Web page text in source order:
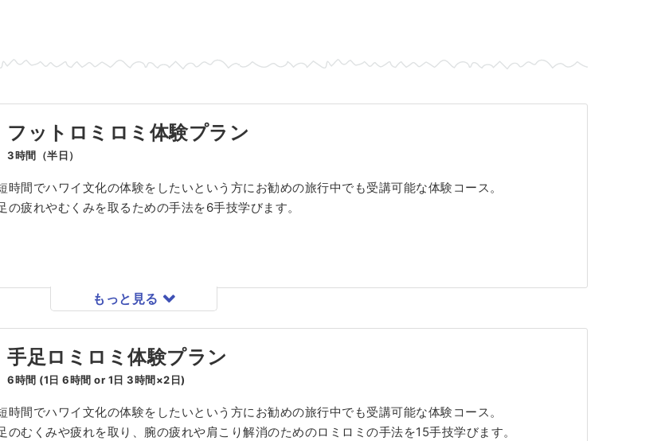
フットロミロミ体験プラン
3時間（半日）
時間でハワイ文化の体験をしたいという方にお勧めの旅行中でも受講可能な体験コース。
の疲れやむくみを取るための手法を6手技学びます。
もっと見る
手足ロミロミ体験プラン
6時間 (1日 6時間 or 1日 3時間×2日)
時間でハワイ文化の体験をしたいという方にお勧めの旅行中でも受講可能な体験コース。
のむくみや疲れを取り、腕の疲れや肩こり解消のためのロミロミの手法を15手技学びます。